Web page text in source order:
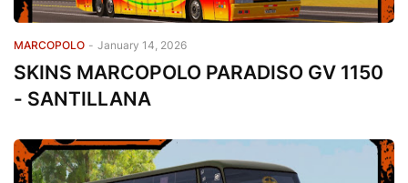
MARCOPOLO - January 14, 2026
SKINS MARCOPOLO PARADISO GV 1150
- SANTILLANA